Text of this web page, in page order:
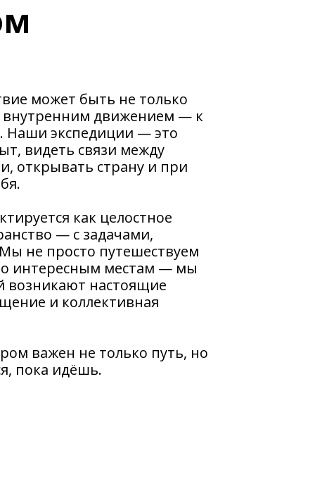
может быть не только
движением — к
Наши экспедиции — это
видеть связи между
открывать страну и при
как целостное
— с задачами,
не просто путешествуем
интересным местам — мы
возникают настоящие
и коллективная
важен не только путь, но
пока идёшь.